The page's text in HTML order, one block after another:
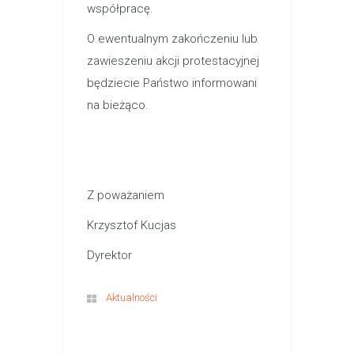
współpracę.
O ewentualnym zakończeniu lub
zawieszeniu akcji protestacyjnej
będziecie Państwo informowani
na bieżąco.
Z poważaniem
Krzysztof Kucjas
Dyrektor
Aktualności